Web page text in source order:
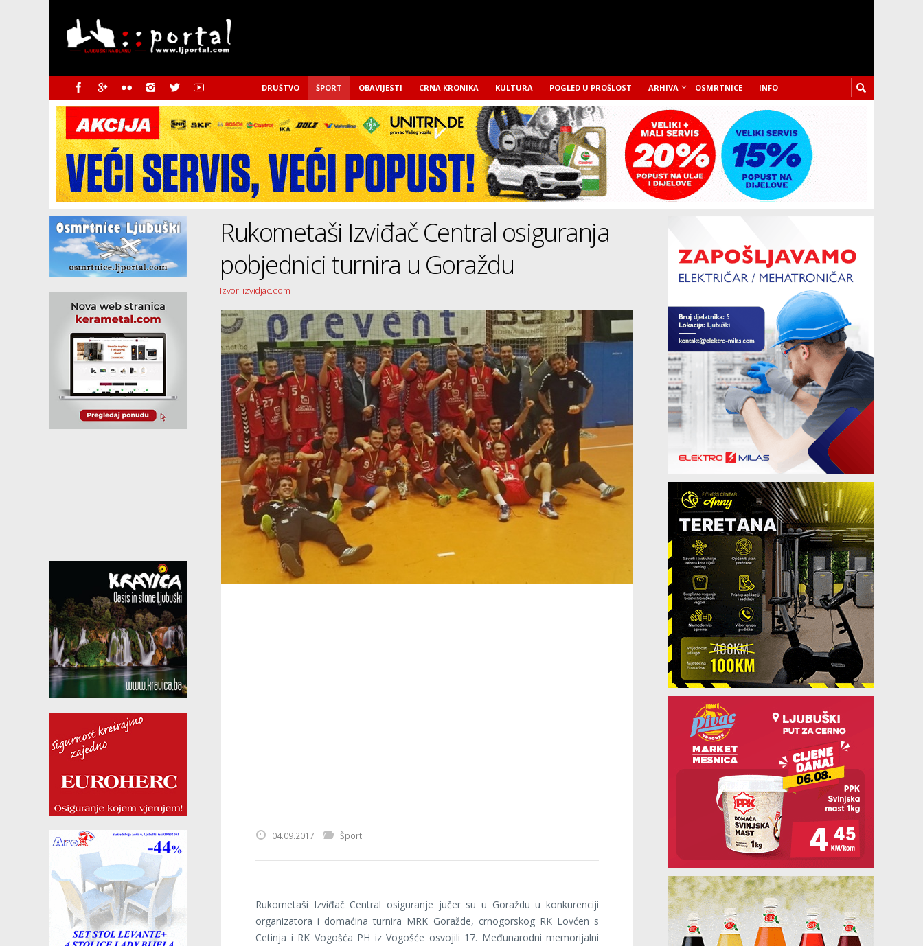
DRUŠTVO ŠPORT OBAVIJESTI CRNA KRONIKA KULTURA POGLED U PROŠLOST ARHIVA OSMRTNICE INFO
Rukometaši Izviđač Central osiguranja
pobjednici turnira u Goraždu
Izvor: izvidjac.com
04.09.2017 Šport
Rukometaši Izviđač Central osiguranje jučer su u Goraždu u konkurenciji
organizatora i domaćina turnira MRK Goražde, crnogorskog RK Lovćen s
Cetinja i RK Vogošća PH iz Vogošće osvojili 17. Međunarodni memorijalni